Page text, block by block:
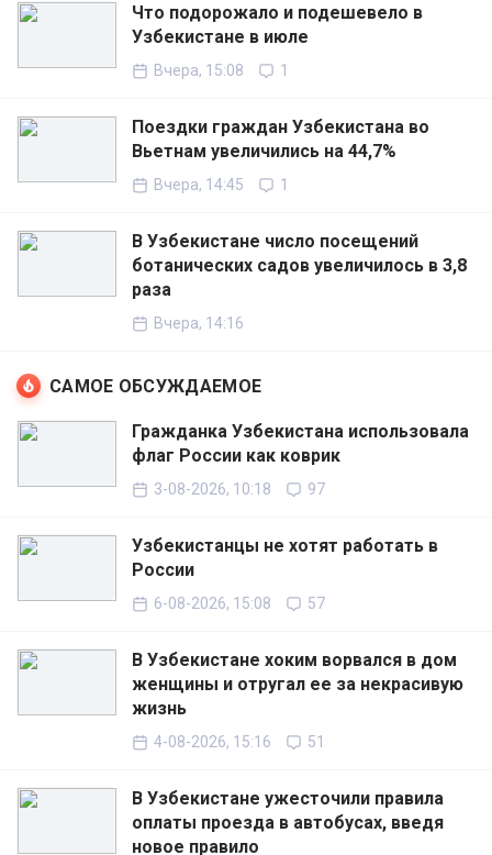
Что подорожало и подешевело в
Узбекистане в июле
Вчера, 15:08 1
Поездки граждан Узбекистана во
Вьетнам увеличились на 44,7%
Вчера, 14:45 1
В Узбекистане число посещений
ботанических садов увеличилось в 3,8
раза
Вчера, 14:16
САМОЕ ОБСУЖДАЕМОЕ
Гражданка Узбекистана использовала
флаг России как коврик
3-08-2026, 10:18 97
Узбекистанцы не хотят работать в
России
6-08-2026, 15:08 57
В Узбекистане хоким ворвался в дом
женщины и отругал ее за некрасивую
жизнь
4-08-2026, 15:16 51
В Узбекистане ужесточили правила
оплаты проезда в автобусах, введя
новое правило